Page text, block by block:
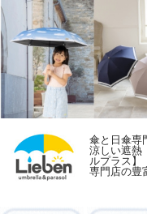
傘と日傘専
涼しい遮熱
ルプラス】
専門店の豊